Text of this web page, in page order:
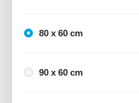
80 x 60 cm
90 x 60 cm